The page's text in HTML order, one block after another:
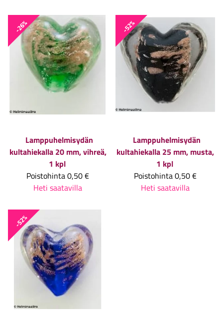
-26%
Lamppuhelmisydän
kultahiekalla 20 mm, vihreä,
1 kpl
Poistohinta0,50 €
Heti saatavilla
-52%
Lamppuhelmisydän
kultahiekalla 25 mm, musta,
1 kpl
Poistohinta0,50 €
Heti saatavilla
-52%